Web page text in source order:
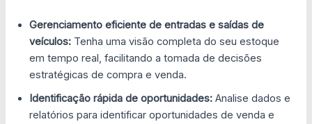
Gerenciamento eficiente de entradas e saídas de
veículos: Tenha uma visão completa do seu estoque
em tempo real, facilitando a tomada de decisões
estratégicas de compra e venda.
Identificação rápida de oportunidades: Analise dados e
relatórios para identificar oportunidades de venda e